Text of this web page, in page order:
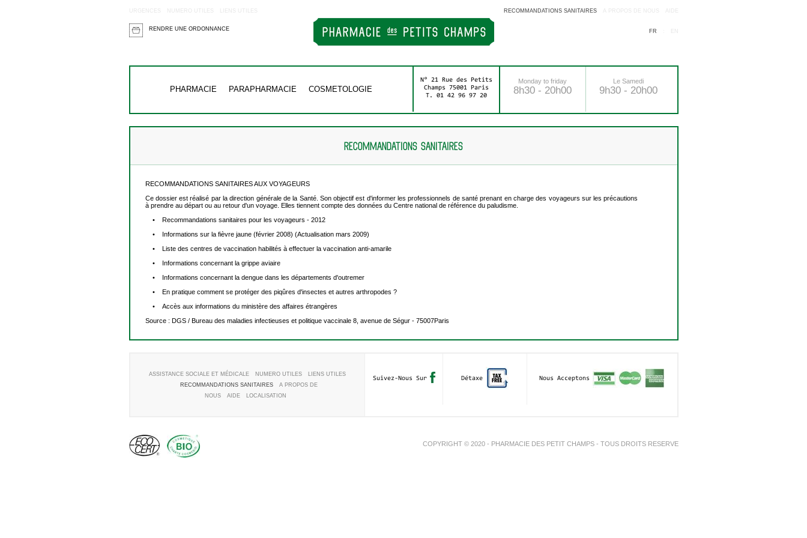
URGENCES NUMERO UTILES LIENS UTILES
RENDRE UNE ORDONNANCE
RECOMMANDATIONS SANITAIRES A PROPOS DE NOUS
FR
PHARMACIE PARAPHARMACIE COSMETOLOGIE
N° 21 Rue des Petits
Champs 75001 Paris
T. 01 42 96 97 20
Monday to friday
8h30 - 20h00
Le Samedi
9h30 - 20h00
RECOMMANDATIONS SANITAIRES
RECOMMANDATIONS SANITAIRES AUX VOYAGEURS
Ce dossier est réalisé par la direction générale de la Santé. Son objectif est d'informer les professionnels de santé prenant en charge des voyageurs sur les précautions
à prendre au départ ou au retour d'un voyage. Elles tiennent compte des données du Centre national de référence du paludisme.
• Recommandations sanitaires pour les voyageurs - 2012
• Informations sur la fièvre jaune (février 2008) (Actualisation mars 2009)
• Liste des centres de vaccination habilités à effectuer la vaccination anti-amarile
• Informations concernant la grippe aviaire
• Informations concernant la dengue dans les départements d'outremer
• En pratique comment se protéger des piqûres d'insectes et autres arthropodes ?
• Accès aux informations du ministère des affaires étrangères
Source : DGS / Bureau des maladies infectieuses et politique vaccinale 8, avenue de Ségur - 75007Paris
ASSISTANCE SOCIALE ET MÉDICALE NUMERO UTILES
LIENS UTILES
RECOMMANDATIONS SANITAIRES
A PROPOS DE
NOUS
AIDE LOCALISATION
Suivez-Nous Sur Détaxe Nous Acceptons
COPYRIGHT © 2020 - PHARMACIE DES PETIT CHAMPS - TOUS DROITS RESERVE